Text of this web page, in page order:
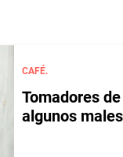
CAFÉ.
Tomadores
algunos males